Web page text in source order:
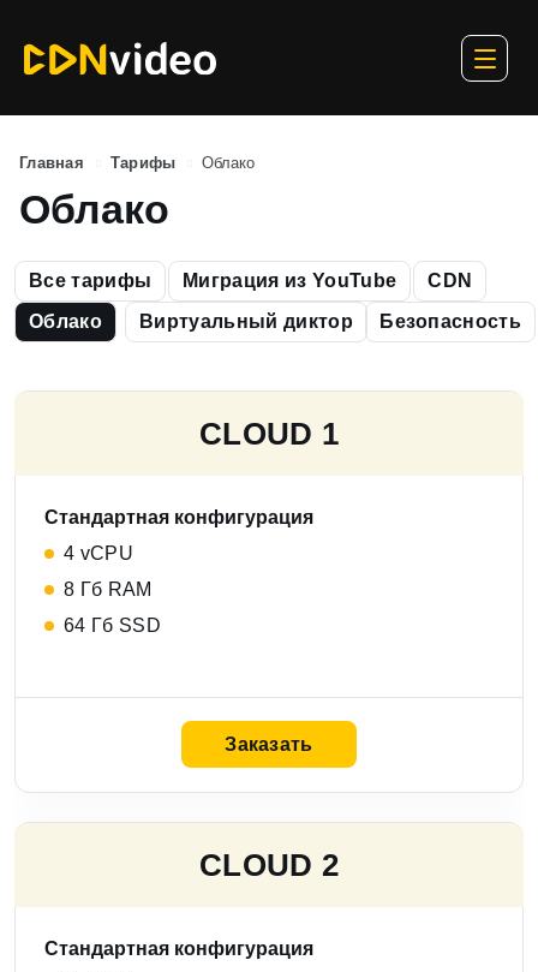
Главная Тарифы Облако
Облако
Все тарифы Миграция из YouTube
CDN
Облако
Виртуальный диктор Безопасность
СLOUD 1
Стандартная конфигурация
4 vCPU
8 Гб RAM
64 Гб SSD
Заказать
СLOUD 2
Стандартная конфигурация